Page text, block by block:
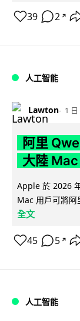
39 2 ↗
人工智能
Lawton 1 日
阿里
大陸
Apple 於 2026
Mac 用戶可將
全文
45 5 ↗
人工智能